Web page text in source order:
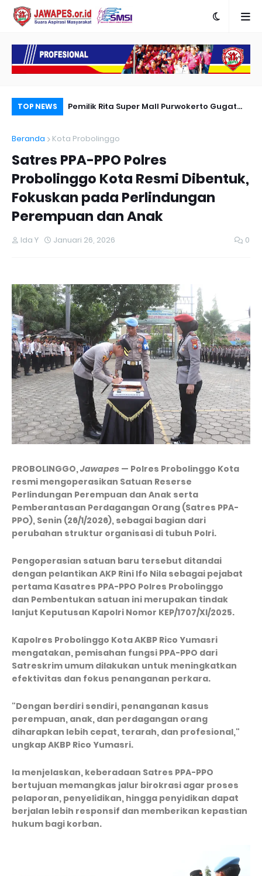
TOP NEWS
Pemilik Rita Super Mall Purwokerto Gugat
Polresta Sidoarjo Gelar 21 Adegan
Megare
Beranda Kota Probolinggo
Satres PPA-PPO Polres
Probolinggo Kota Resmi Dibentuk,
Fokuskan pada Perlindungan
Perempuan dan Anak
Ida Y Januari 26, 2026 0
PROBOLINGGO,Jawapes — Polres Probolinggo Kota
resmi mengoperasikan Satuan Reserse
Perlindungan Perempuan dan Anak serta
Pemberantasan Perdagangan Orang (Satres PPA-
PPO), Senin (26/1/2026), sebagai bagian dari
perubahan struktur organisasi di tubuh Polri.
Pengoperasian satuan baru tersebut ditandai
dengan pelantikan AKP Rini Ifo Nila sebagai pejabat
pertama Kasatres PPA-PPO Polres Probolinggo
dan Pembentukan satuan ini merupakan tindak
lanjut Keputusan Kapolri Nomor KEP/1707/XI/2025.
Kapolres Probolinggo Kota AKBP Rico Yumasri
mengatakan, pemisahan fungsi PPA-PPO dari
Satreskrim umum dilakukan untuk meningkatkan
efektivitas dan fokus penanganan perkara.
"Dengan berdiri sendiri, penanganan kasus
perempuan, anak, dan perdagangan orang
diharapkan lebih cepat, terarah, dan profesional,"
ungkap AKBP Rico Yumasri.
Ia menjelaskan, keberadaan Satres PPA-PPO
bertujuan memangkas jalur birokrasi agar proses
pelaporan, penyelidikan, hingga penyidikan dapat
berjalan lebih responsif dan memberikan kepastian
hukum bagi korban.